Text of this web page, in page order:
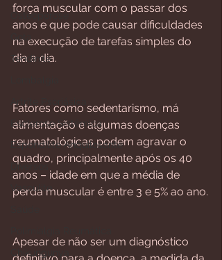
Osteoporose
Gota
Tendinite
Artrite Psoriásica
Esclerose Sistêmica
Espondilite Anquilosante
Diversos
Vasculite
Chikungunya
força muscular com o passar dos
anos e que pode causar dificuldades
na execução de tarefas simples do
dia a dia.
Fatores como sedentarismo, má
alimentação e algumas doenças
reumatológicas podem agravar o
quadro, principalmente após os 40
anos – idade em que a média de
perda muscular é entre 3 e 5% ao ano.
Apesar de não ser um diagnóstico